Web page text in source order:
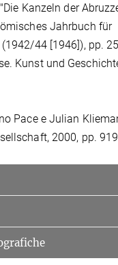
Kanzeln der
Jahrbuch für
44 [1946]), pp.
Kunst und
Pace e Julian
2000, pp.